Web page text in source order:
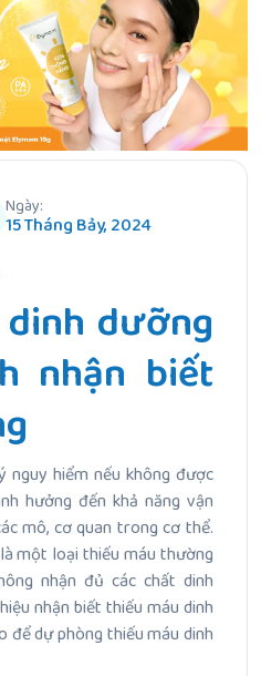
Ngày:
15 Tháng Bảy, 2024
dưỡng
nhận biết
hiểm nếu không được
hưởng đến khả năng vận
mô, cơ quan trong cơ thể.
một loại thiếu máu thường
nhận đủ các chất dinh
nhận biết thiếu máu dinh
để dự phòng thiếu máu dinh